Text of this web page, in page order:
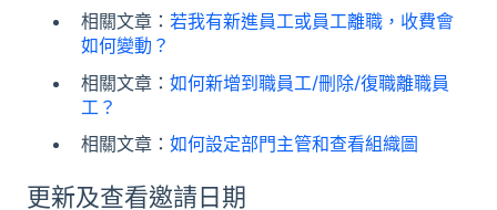
相關文章： 若我有新進員工或員工離職，收費會
如何變動？
相關文章： 如何新增到職員工/刪除/復職離職員
工？
相關文章： 如何設定部門主管和查看組織圖
更新及查看邀請日期